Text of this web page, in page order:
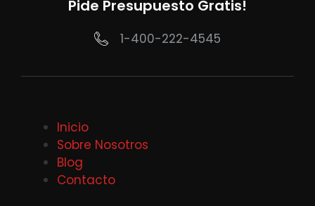
Pide Presupuesto Gratis!
1-400-222-4545
Inicio
Sobre Nosotros
Blog
Contacto